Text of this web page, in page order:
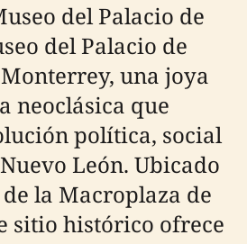
del Palacio de
del Palacio de
una joya
neoclásica que
política, social
León. Ubicado
la Macroplaza de
sitio histórico ofrece